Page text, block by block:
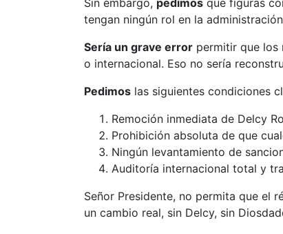
tengan ningún rol en la
Sería un grave error permitir que los
o internacional. Eso no sería
Pedimos las siguientes condiciones
Remoción inmediata de Delcy
Prohibición absoluta de que
Ningún levantamiento de
Auditoría internacional total y
Señor Presidente, no permita que el
un cambio real, sin Delcy, sin